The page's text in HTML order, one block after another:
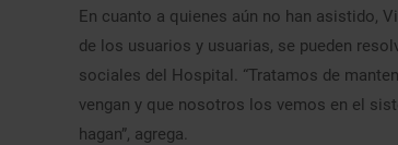
En cuanto a quienes aún no han asistido,
de los usuarios y usuarias, se pueden
sociales del Hospital. “Tratamos de
vengan y que nosotros los vemos en el
hagan”, agrega.